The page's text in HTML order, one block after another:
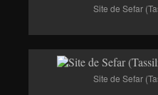
Site de Sefar
Site de Sefar